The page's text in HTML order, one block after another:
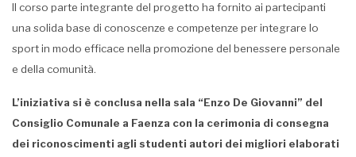
Il corso parte integrante del progetto ha fornito ai partecipanti
una solida base di conoscenze e competenze per integrare lo
sport in modo efficace nella promozione del benessere personale
e della comunità.
L’iniziativa si è conclusa nella sala “Enzo De Giovanni” del
Consiglio Comunale a Faenza con la cerimonia di consegna
dei riconoscimenti agli studenti autori dei migliori elaborati